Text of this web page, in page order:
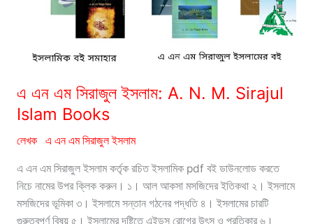
এ এন এম সিরাজুল ইসলাম: A. N. M. Sirajul
Islam Books
লেখক এ এন এম সিরাজুল ইসলাম
এ এন এম সিরাজুল ইসলাম কর্তৃক রচিত ইসলামিক pdf বই ডাউনলোড করতে
নিচে নামের উপর ক্লিক করুন। ১। আল আকসা মসজিদের ইতিকথা ২। ইসলামে
মসজিদের ভূমিকা ৩। ইসলামে সন্তান গঠনের পদ্ধতি ৪। ইসলামের চারটি
গুরুত্বপূর্ণ বিষয় ৫। ইসলামের দৃষ্টিতে এইডস রোগের উৎস ও প্রতিকার ৬।